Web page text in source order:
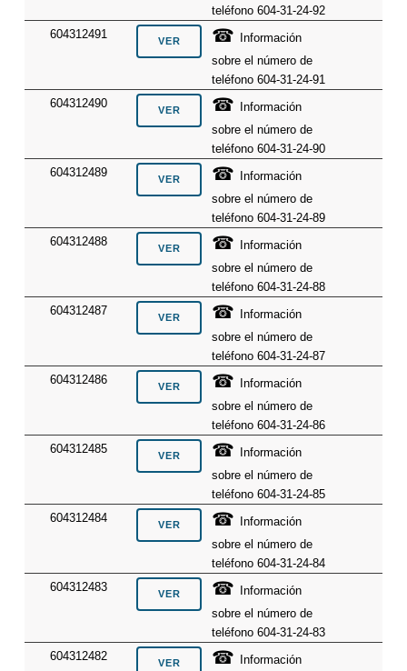
teléfono 604-31-24-92
604312491
☎
Información
sobre el número de
teléfono 604-31-24-91
604312490
☎
Información
sobre el número de
teléfono 604-31-24-90
604312489
☎
Información
sobre el número de
teléfono 604-31-24-89
604312488
☎
Información
sobre el número de
teléfono 604-31-24-88
604312487
☎
Información
sobre el número de
teléfono 604-31-24-87
604312486
☎
Información
sobre el número de
teléfono 604-31-24-86
604312485
☎
Información
sobre el número de
teléfono 604-31-24-85
604312484
☎
Información
sobre el número de
teléfono 604-31-24-84
604312483
☎
Información
sobre el número de
teléfono 604-31-24-83
604312482
☎ Información